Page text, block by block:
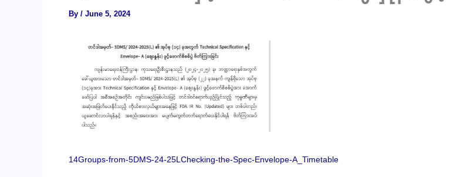
By / June 5, 2024
14Groups-from-5DMS-24-25LChecking-the-Spec-Envelope-A_Timetable